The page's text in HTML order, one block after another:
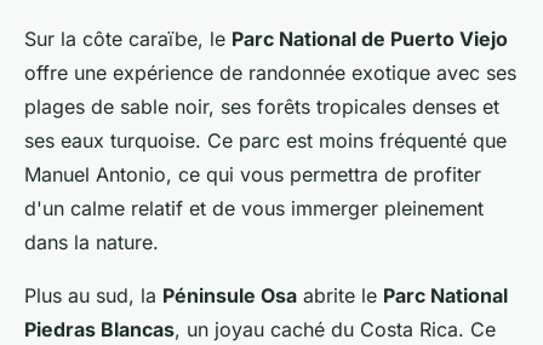
Sur la côte caraïbe, le Parc National de Puerto Viejo
offre une expérience de randonnée exotique avec ses
plages de sable noir, ses forêts tropicales denses et
ses eaux turquoise. Ce parc est moins fréquenté que
Manuel Antonio, ce qui vous permettra de profiter
d'un calme relatif et de vous immerger pleinement
dans la nature.
Plus au sud, la Péninsule Osa abrite le Parc National
Piedras Blancas, un joyau caché du Costa Rica. Ce